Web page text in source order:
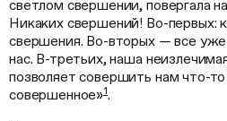
светлом свершении, повергала
Никаких свершений! Во-первых:
свершения. Во-вторых — все
нас. В-третьих, наша
позволяет совершить нам что-
совершенное»1.